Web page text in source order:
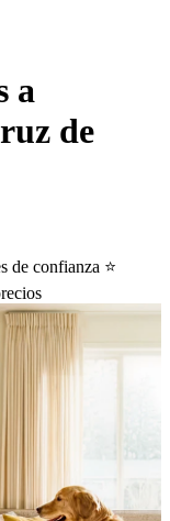
a
de
de confianza ⭐️